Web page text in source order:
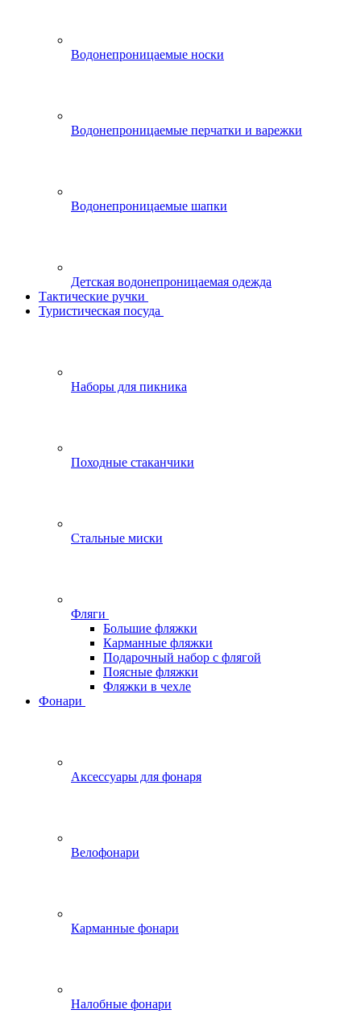
Водонепроницаемые носки
Водонепроницаемые перчатки и варежки
Водонепроницаемые шапки
Детская водонепроницаемая одежда
Тактические ручки
Туристическая посуда
Наборы для пикника
Походные стаканчики
Стальные миски
Фляги
Большие фляжки
Карманные фляжки
Подарочный набор с флягой
Поясные фляжки
Фляжки в чехле
Фонари
Аксессуары для фонаря
Велофонари
Карманные фонари
Налобные фонари